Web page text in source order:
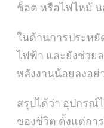
ช็อต หรือไฟไหม้
ในด้านการประหยั
ไฟฟ้า และยังช่วย
พลังงานน้อยลงอย่
สรุปได้ว่า อุปกรณ์
ของชีวิต ตั้งแต่กา